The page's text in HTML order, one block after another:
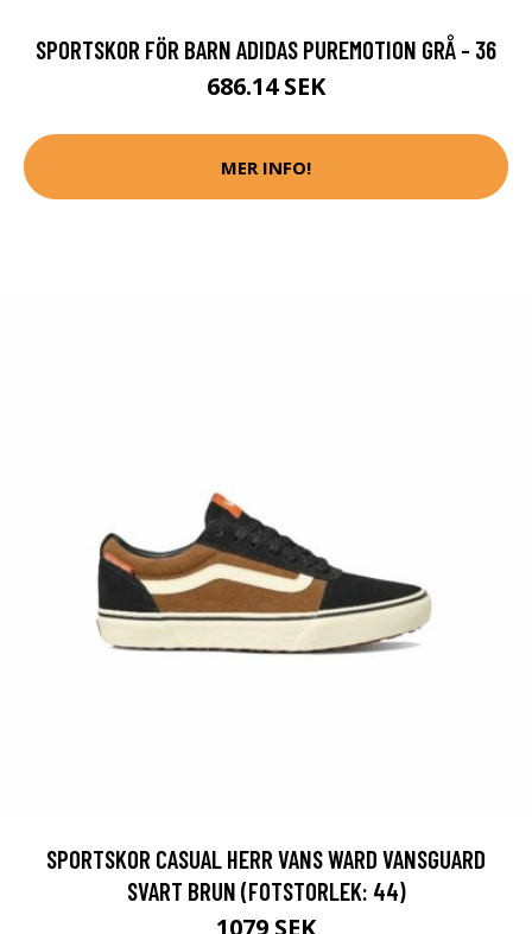
SPORTSKOR FÖR BARN ADIDAS PUREMOTION GRÅ - 36
686.14 SEK
MER INFO!
SPORTSKOR CASUAL HERR VANS WARD VANSGUARD
SVART BRUN (FOTSTORLEK: 44)